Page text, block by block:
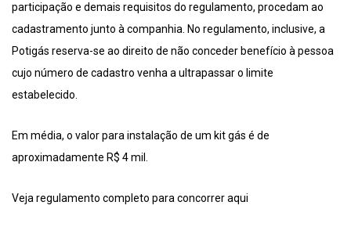
participação e demais requisitos do regulamento, procedam ao
cadastramento junto à companhia. No regulamento, inclusive, a
Potigás reserva-se ao direito de não conceder benefício à pessoa
cujo número de cadastro venha a ultrapassar o limite
estabelecido.
Em média, o valor para instalação de um kit gás é de
aproximadamente R$ 4 mil.
Veja regulamento completo para concorrer aqui